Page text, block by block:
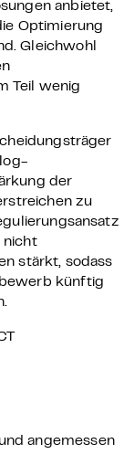
anbietet,
Optimierung
Gleichwohl
Teil wenig
der
zu
nicht
stärkt, sodass
künftig
angemessen